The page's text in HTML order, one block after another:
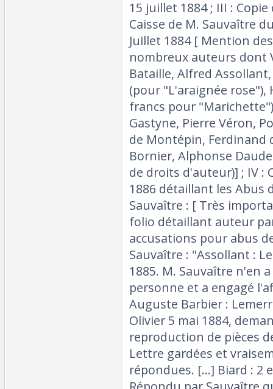
15 juillet 1884 ; III :
Caisse de M. Sauvaître
Juillet 1884 [ Mention
nombreux auteurs dont
Bataille, Alfred
(pour "L'araignée rose"),
francs pour
Gastyne, Pierre Véron,
de Montépin, Ferdinand
Bornier, Alphonse
de droits d'auteur)] ; IV :
1886 détaillant les Abus
Sauvaître : [ Très
folio détaillant auteur
accusations pour abus
Sauvaître : "Assollant :
1885. M. Sauvaître n'en
personne et a engagé
Auguste Barbier :
Olivier 5 mai 1884,
reproduction de pièces
Lettre gardées et
répondues. [...] Biard : 2